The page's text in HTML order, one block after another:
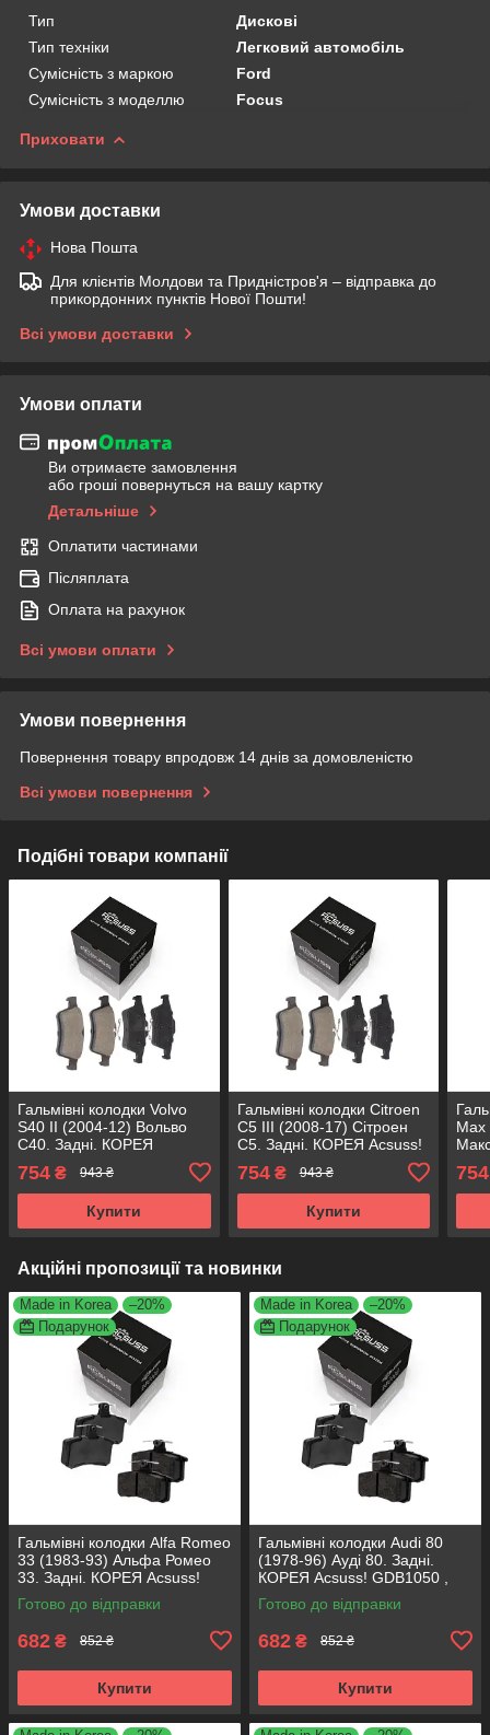
Тип
Дискові
Тип техніки
Легковий автомобіль
Сумісність з маркою
Ford
Сумісність з моделлю
Focus
Приховати
Умови доставки
Нова Пошта
Для клієнтів Молдови та Придністров'я – відправка до
прикордонних пунктів Нової Пошти!
Всі умови доставки
Умови оплати
Ви отримаєте замовлення
або гроші повернуться на вашу картку
Детальніше
Оплатити частинами
Післяплата
Оплата на рахунок
Всі умови оплати
Умови повернення
Повернення товару впродовж 14 днів за домовленістю
Всі умови повернення
Подібні товари компанії
Гальмівні колодки Volvo
S40 II (2004-12) Вольво
С40. Задні. КОРЕЯ
FDB1766 , FDB5245 ,
FDB4935 , FDB1931W
754 ₴ 943 ₴
Купити
Гальмівні колодки Citroen
С5 III (2008-17) Сітроен
С5. Задні. КОРЕЯ Acsuss!
FDB5245 , FDB4935 ,
FDB1931W
754₴ 943 ₴
Купити
754
Акційні пропозиції та новинки
Made in Korea
–20%
Подарунок
Гальмівні колодки Alfa Romeo
33 (1983-93) Альфа Ромео
33. Задні. КОРЕЯ Acsuss!
GDB1050 , FDB222
Готово до відправки
682 ₴ 852 ₴
Купити
Made in Korea
–20%
Подарунок
Гальмівні колодки Audi 80
(1978-96) Ауді 80. Задні.
КОРЕЯ Acsuss! GDB1050 ,
FDB222
Готово до відправки
682 ₴ 852 ₴
Купити